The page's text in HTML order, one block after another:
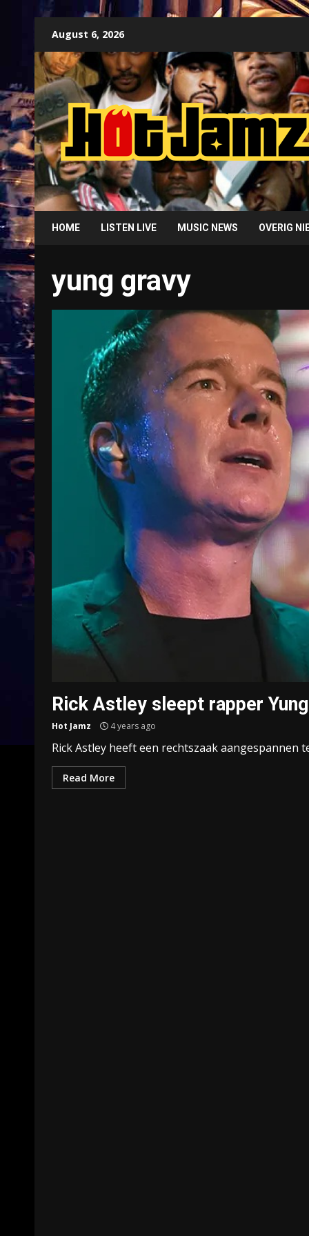
content
August 6, 2026
HOME LISTEN LIVE MUSIC NEWS OVERIG
yung gravy
Rick Astley sleept rapper
Hot Jamz 4 years ago
Rick Astley heeft een rechtszaak aangespannen
Read More
Treinkaartjes worden duurder,
abonnementen verdwijnen
9 months ago